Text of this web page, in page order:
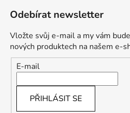
Odebírat newsletter
Vložte svůj e-mail a my vám
nových produktech na našem e-
E-mail
PŘIHLÁSIT SE